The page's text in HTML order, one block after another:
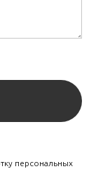
персональных